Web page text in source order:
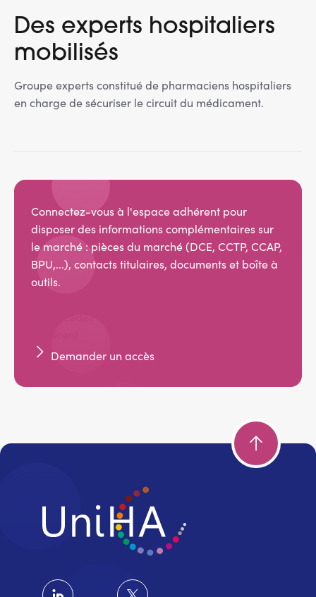
Des experts hospitaliers
mobilisés
Groupe experts constitué de pharmaciens hospitaliers
en charge de sécuriser le circuit du médicament.
Connectez-vous à l'espace adhérent pour
disposer des informations complémentaires sur
le marché : pièces du marché (DCE, CCTP, CCAP,
BPU,...), contacts titulaires, documents et boîte à
outils.
Demander un accès